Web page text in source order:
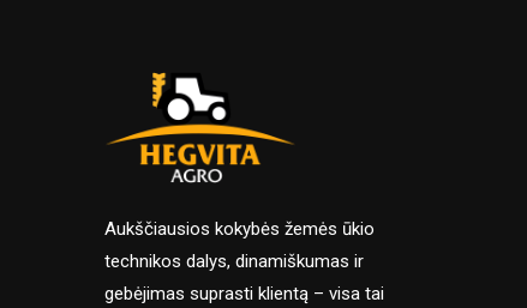
Aukščiausios kokybės žemės ūkio
technikos dalys, dinamiškumas ir
gebėjimas suprasti klientą – visa tai